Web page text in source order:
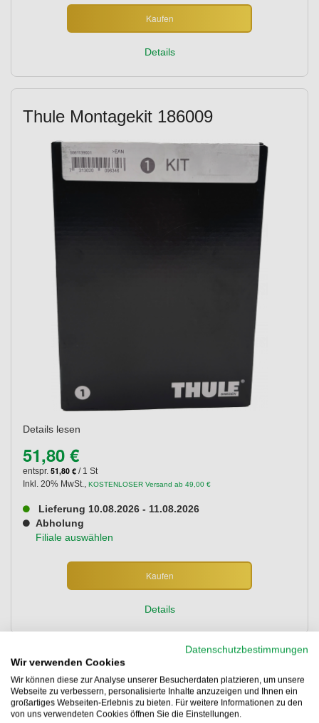
Kaufen
Details
Thule Montagekit 186009
Details lesen
51,80 €
entspr. 51,80 € / 1 St
Inkl. 20% MwSt., KOSTENLOSER Versand ab 49,00 €
Lieferung 10.08.2026 - 11.08.2026
Abholung
Filiale auswählen
Kaufen
Details
Thule Evo Clamp Fußsatz 4er Pack
Datenschutzbestimmungen
Wir verwenden Cookies
Wir können diese zur Analyse unserer Besucherdaten platzieren, um unsere
Webseite zu verbessern, personalisierte Inhalte anzuzeigen und Ihnen ein
großartiges Webseiten-Erlebnis zu bieten. Für weitere Informationen zu den
von uns verwendeten Cookies öffnen Sie die Einstellungen.